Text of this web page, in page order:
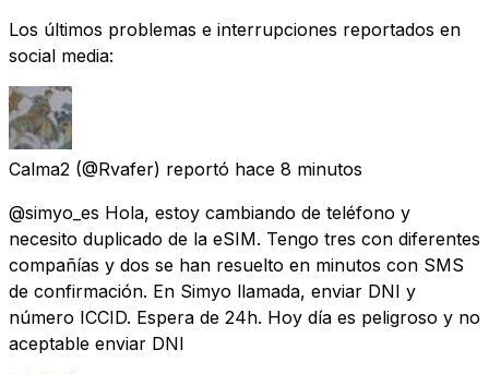
Los últimos problemas e interrupciones reportados en
social media:
Calma2 (@Rvafer) reportó hace 8 minutos
@simyo_es Hola, estoy cambiando de teléfono y
necesito duplicado de la eSIM. Tengo tres con diferentes
compañías y dos se han resuelto en minutos con SMS
de confirmación. En Simyo llamada, enviar DNI y
número ICCID. Espera de 24h. Hoy día es peligroso y no
aceptable enviar DNI